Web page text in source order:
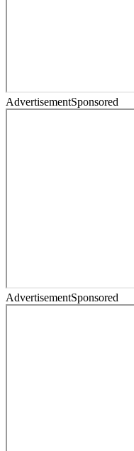
AdvertisementSponsored
AdvertisementSponsored